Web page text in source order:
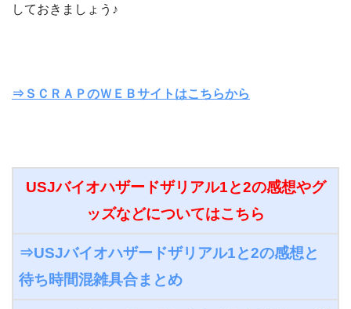
しておきましょう♪
⇒ＳＣＲＡＰのＷＥＢサイトはこちらから
USJバイオハザードザリアル1と2の感想やグ
ッズなどについてはこちら
⇒USJバイオハザードザリアル1と2の感想と
待ち時間混雑具合まとめ